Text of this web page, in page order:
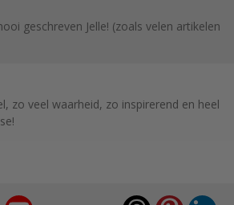
geschreven Jelle! (zoals velen artikelen
zo veel waarheid, zo inspirerend en heel